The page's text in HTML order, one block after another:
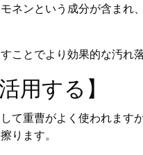
ネンという成分が含まれ
ことでより効果的な汚れ
用する】
て重曹がよく使われます
ります。